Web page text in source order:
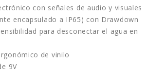
con señales de audio y visuales
encapsulado a IP65) con Drawdown
para desconectar el agua en
de vinilo
9V